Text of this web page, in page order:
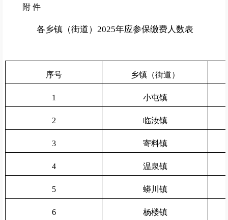
附 件
各乡镇 （街道） 2025年应参保缴费人数表
序号 乡镇（街道）
1 小屯镇
2 临汝镇
3 寄料镇
4 温泉镇
5 蟒川镇
6 杨楼镇